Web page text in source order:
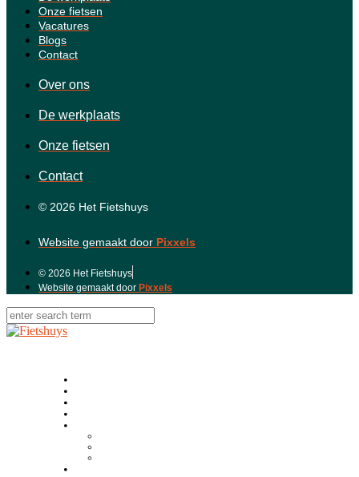
Onze fietsen
Vacatures
Blogs
Contact
Over ons
De werkplaats
Onze fietsen
Contact
© 2026 Het Fietshuys
Website gemaakt door Pixxels
© 2026 Het Fietshuys
Website gemaakt door Pixxels